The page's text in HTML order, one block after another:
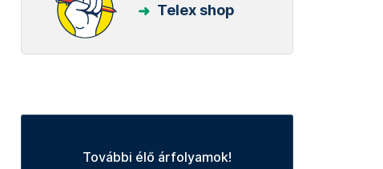
Telex shop
További élő árfolyamok!